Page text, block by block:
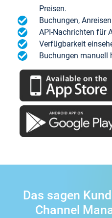
Preisen.
Buchungen,
API-Nachrichten für
Verfügbarkeit
Buchungen manuell
Das sagen
Channel